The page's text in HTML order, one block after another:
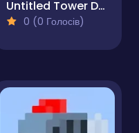
Untitled Tower Defence Game
0 (0 Голосів)